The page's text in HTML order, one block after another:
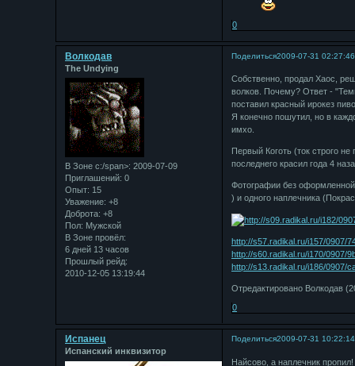
0
Поделиться2009-07-31 02:27:46
Bолкодав
The Undying
В Зоне с:/span>: 2009-07-09
Приглашений: 0
Опыт: 15
Уважение: +8
Доброта: +8
Пол: Мужской
В Зоне провёл:
6 дней 13 часов
Прошлый рейд:
2010-12-05 13:19:44
Собственно, продал Хаос,
волков. Почему? Ответ -
поставил красный ирокез
Я конечно пошутил, но в
имхо.
Первый Коготь (ток строго
последнего красил года 4
Фотографии без
) и одного наплечника
http://s57.radikal.ru/i157/0907/
http://s60.radikal.ru/i170/0907/
http://s13.radikal.ru/i186/0907/
Отредактировано Bолкодав
0
Поделиться2009-07-31 10:22:14
Испанец
Испанский инквизитор
Найсово, а наплечник пропил!